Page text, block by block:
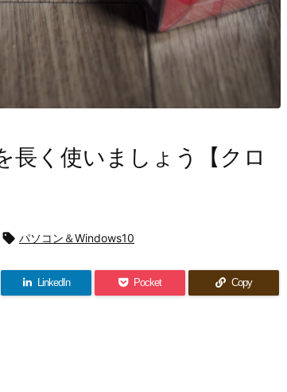
長く使いましょう【クロ
 パソコン＆Windows10
LinkedIn Pocket Copy